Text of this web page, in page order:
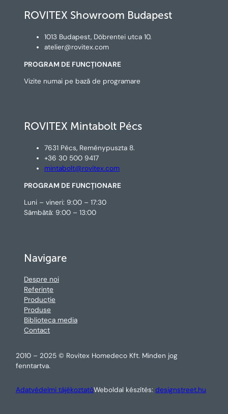
ROVITEX Showroom Budapest
1013 Budapest, Döbrentei utca 10.
atelier@rovitex.com
PROGRAM DE FUNCȚIONARE
Vizite numai pe bază de programare
ROVITEX Mintabolt Pécs
7631 Pécs, Reménypuszta 8.
+36 30 500 9417
mintabolt@rovitex.com
PROGRAM DE FUNCȚIONARE
Luni – vineri: 9:00 – 17:30
Sâmbătă: 9:00 – 13:00
Navigare
Despre noi
Referințe
Producție
Produse
Biblioteca media
Contact
2010 – 2025 © Rovitex Homedeco Kft. Minden jog
fenntartva.
Adatvédelmi tájékoztatóWeboldal készítés:designstreet.hu